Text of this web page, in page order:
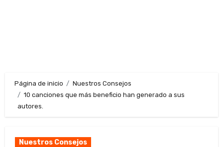
Página de inicio
Nuestros Consejos
10 canciones que más beneficio han generado a sus
autores.
Nuestros Consejos